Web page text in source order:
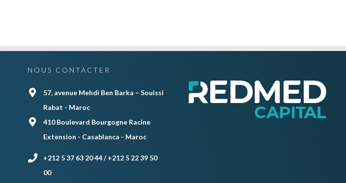
NOUS CONTACTER
57, avenue Mehdi Ben Barka – Souissi
Rabat - Maroc
410 Boulevard Bourgogne Racine
Extension - Casablanca - Maroc
+212 5 37 63 20 44 / +212 5 22 39 50
00